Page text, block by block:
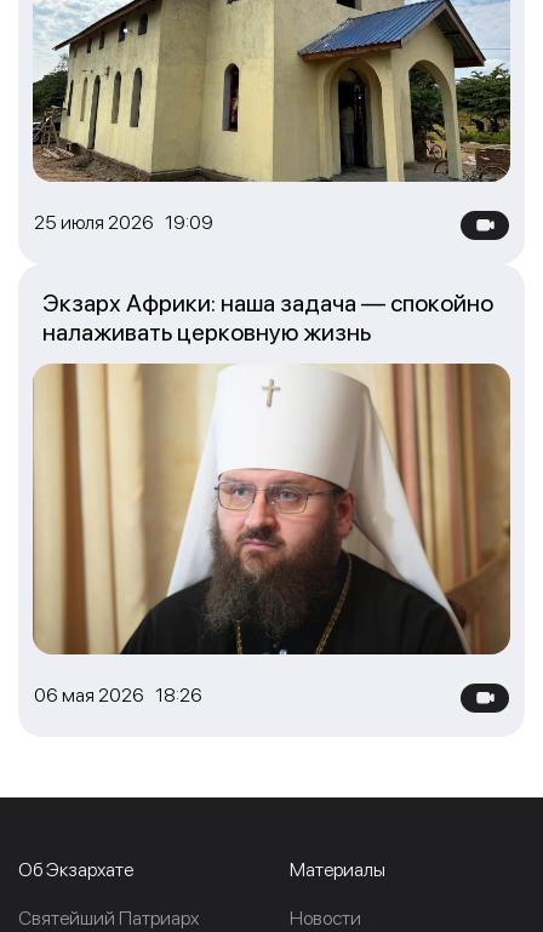
25 июля 2026 19:09
06 мая 2026 18:26
Экзарх Африки: наша задача — спокойно
налаживать церковную жизнь
Об Экзархате
Cвятейший Патриарх
Материалы
Новости